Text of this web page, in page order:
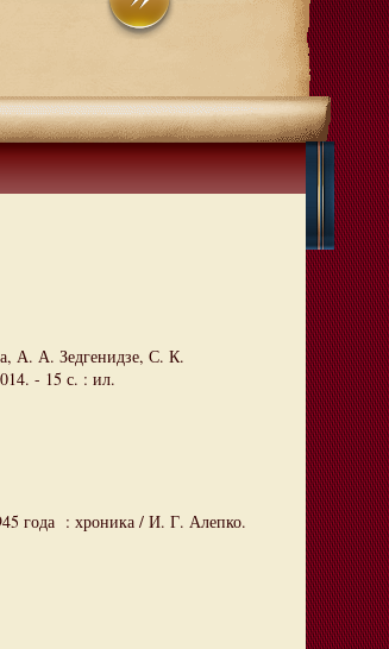
А. А. Зедгенидзе, С. К.
- 15 с. : ил.
года : хроника / И. Г. Алепко.